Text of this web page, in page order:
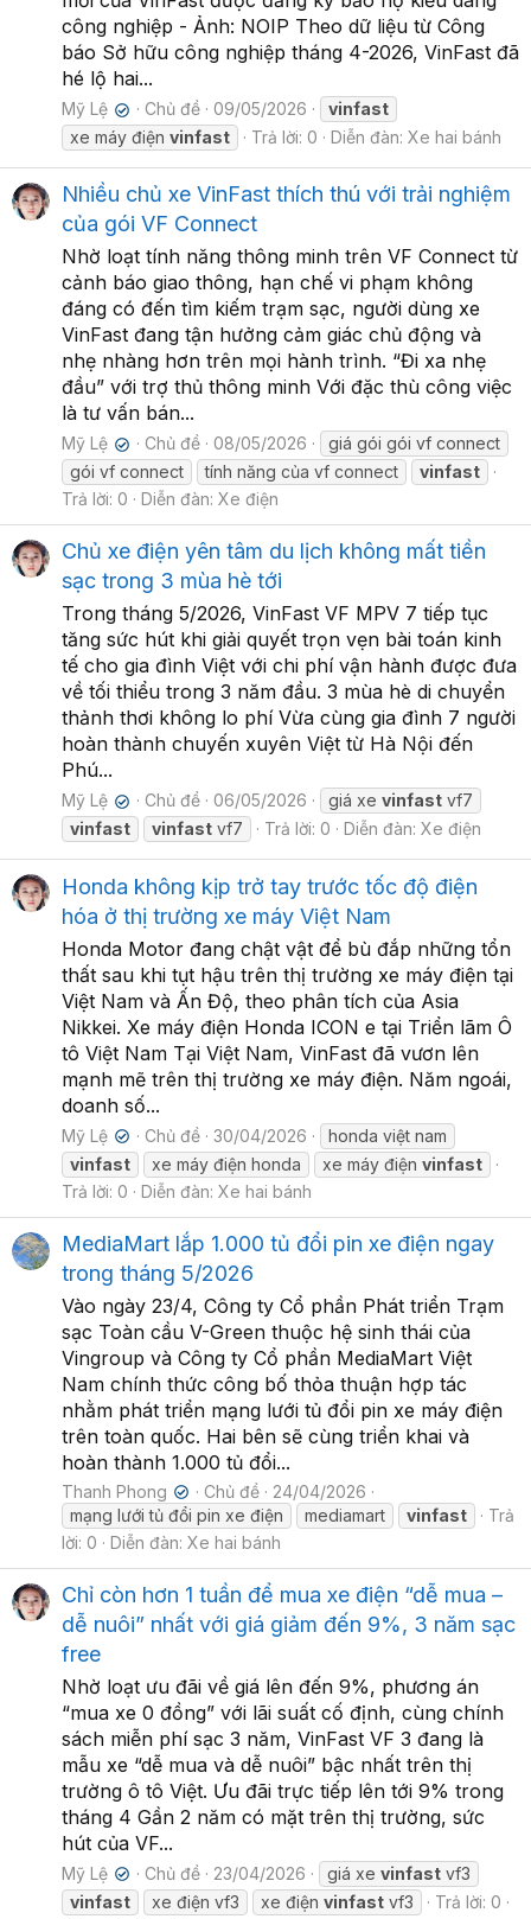
công nghiệp - Ảnh: NOIP Theo dữ liệu từ Công
báo Sở hữu công nghiệp tháng 4-2026, VinFast đã
hé lộ hai...
Mỹ Lệ ✔ Chủ đề 09/05/2026
vinfast
xe máy điện vinfast Trả lời: 0 Diễn đàn: Xe hai bánh
Nhiều chủ xe VinFast thích thú với trải nghiệm
của gói VF Connect
Nhờ loạt tính năng thông minh trên VF Connect từ
cảnh báo giao thông, hạn chế vi phạm không
đáng có đến tìm kiếm trạm sạc, người dùng xe
VinFast đang tận hưởng cảm giác chủ động và
nhẹ nhàng hơn trên mọi hành trình. “Đi xa nhẹ
đầu” với trợ thủ thông minh Với đặc thù công việc
là tư vấn bán...
Mỹ Lệ ✔ Chủ đề 08/05/2026
giá gói gói vf connect
gói vf connect
tính năng của vf connect
vinfast
Trả lời: 0
Diễn đàn: Xe điện
Chủ xe điện yên tâm du lịch không mất tiền
sạc trong 3 mùa hè tới
Trong tháng 5/2026, VinFast VF MPV 7 tiếp tục
tăng sức hút khi giải quyết trọn vẹn bài toán kinh
tế cho gia đình Việt với chi phí vận hành được đưa
về tối thiểu trong 3 năm đầu. 3 mùa hè di chuyển
thảnh thơi không lo phí Vừa cùng gia đình 7 người
hoàn thành chuyến xuyên Việt từ Hà Nội đến
Phú...
Mỹ Lệ ✔ Chủ đề 06/05/2026 giá xevinfast vf7
vinfast
vinfast vf7 Trả lời: 0 Diễn đàn: Xe điện
Honda không kịp trở tay trước tốc độ điện
hóa ở thị trường xe máy Việt Nam
Honda Motor đang chật vật để bù đắp những tổn
thất sau khi tụt hậu trên thị trường xe máy điện tại
Việt Nam và Ấn Độ, theo phân tích của Asia
Nikkei. Xe máy điện Honda ICON e tại Triển lãm Ô
tô Việt Nam Tại Việt Nam, VinFast đã vươn lên
mạnh mẽ trên thị trường xe máy điện. Năm ngoái,
doanh số...
Mỹ Lệ ✔ Chủ đề 30/04/2026
honda việt nam
vinfast
xe máy điện honda xe máy điện vinfast
Trả lời: 0
Diễn đàn: Xe hai bánh
MediaMart lắp 1.000 tủ đổi pin xe điện ngay
trong tháng 5/2026
Vào ngày 23/4, Công ty Cổ phần Phát triển Trạm
sạc Toàn cầu V-Green thuộc hệ sinh thái của
Vingroup và Công ty Cổ phần MediaMart Việt
Nam chính thức công bố thỏa thuận hợp tác
nhằm phát triển mạng lưới tủ đổi pin xe máy điện
trên toàn quốc. Hai bên sẽ cùng triển khai và
hoàn thành 1.000 tủ đổi...
Thanh Phong ✔ Chủ đề
24/04/2026
mạng lưới tủ đổi pin xe điện
mediamart vinfast
Trả
lời: 0
Diễn đàn: Xe hai bánh
Chỉ còn hơn 1 tuần để mua xe điện “dễ mua –
dễ nuôi” nhất với giá giảm đến 9%, 3 năm sạc
free
Nhờ loạt ưu đãi về giá lên đến 9%, phương án
“mua xe 0 đồng” với lãi suất cố định, cùng chính
sách miễn phí sạc 3 năm, VinFast VF 3 đang là
mẫu xe “dễ mua và dễ nuôi” bậc nhất trên thị
trường ô tô Việt. Ưu đãi trực tiếp lên tới 9% trong
tháng 4 Gần 2 năm có mặt trên thị trường, sức
hút của VF...
Mỹ Lệ ✔ Chủ đề 23/04/2026 giá xevinfast vf3
vinfast
xe điện vf3 xe điện vinfast vf3
Trả lời: 0